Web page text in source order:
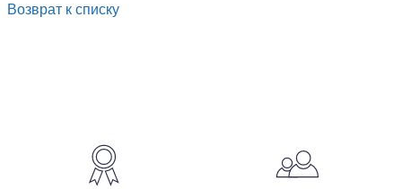
Возврат к списку